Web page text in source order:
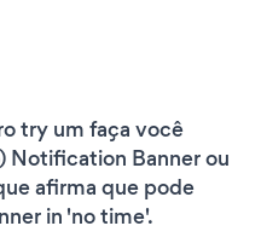
try um faça você
Notification Banner ou
afirma que pode
in 'no time'.